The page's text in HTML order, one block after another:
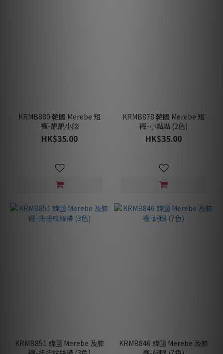
KRMB880 韓國 Merebe 短
襪-靚靚小臉
HK$35.00
KRMB878 韓國 Merebe 短
襪-小點點 (2色)
HK$35.00
KRMB851 韓國 Merebe 及膝
KRMB846 韓國 Merebe 及膝